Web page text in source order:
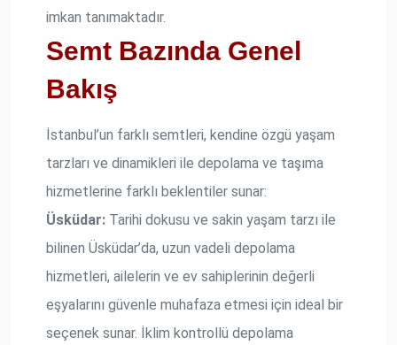
imkan tanımaktadır.
Semt Bazında Genel
Bakış
İstanbul’un farklı semtleri, kendine özgü yaşam
tarzları ve dinamikleri ile depolama ve taşıma
hizmetlerine farklı beklentiler sunar:
Üsküdar: Tarihi dokusu ve sakin yaşam tarzı ile
bilinen Üsküdar’da, uzun vadeli depolama
hizmetleri, ailelerin ve ev sahiplerinin değerli
eşyalarını güvenle muhafaza etmesi için ideal bir
seçenek sunar. İklim kontrollü depolama